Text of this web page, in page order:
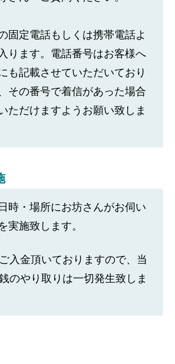
固定電話もしくは携帯電話よ
ります。電話番号はお客様へ
も記載させていただいており
その番号で着信があった場合
ただけますようお願い致しま
時・場所にお坊さんがお伺い
実施致します。
入金頂いておりますので、当
のやり取りは一切発生致しま